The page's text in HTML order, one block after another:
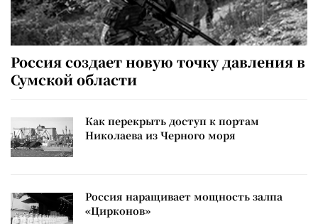
Россия создает новую точку давления в
Сумской области
Как перекрыть доступ к портам
Николаева из Черного моря
Россия наращивает мощность залпа
«Цирконов»